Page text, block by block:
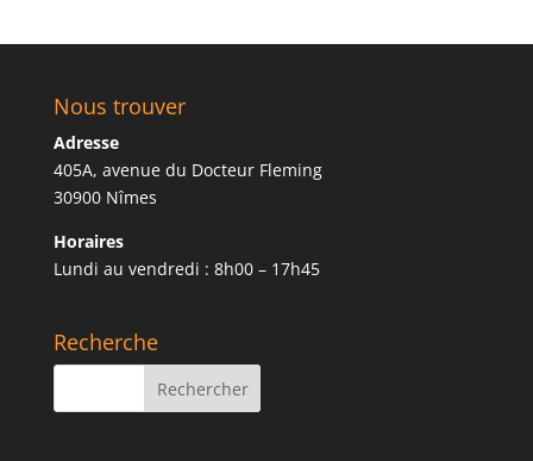
Nous trouver
Adresse
405A, avenue du Docteur Fleming
30900 Nîmes
Horaires
Lundi au vendredi : 8h00 – 17h45
Recherche